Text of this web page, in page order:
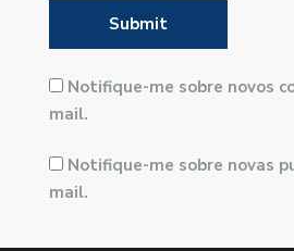
Notifique-me sobre novos
mail.
Notifique-me sobre novas
mail.